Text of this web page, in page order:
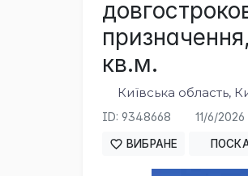
кв.м.
Київська область,
ID: 9348668 11/6/2026
ВИБРАНЕ